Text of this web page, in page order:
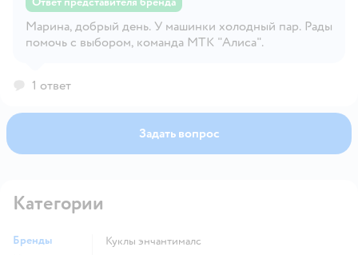
Открыть вопрос
Марина, добрый день. У машинки холодный пар. Рады
помочь с выбором, команда МТК "Алиса".
1 ответ
Задать вопрос
Категории
Бренды
Куклы энчантималс